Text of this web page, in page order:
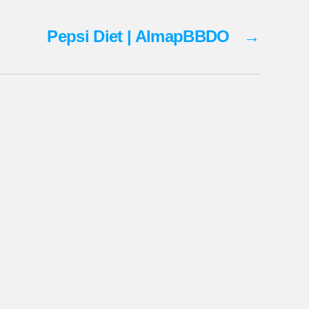
→
Pepsi Diet | AlmapBBDO